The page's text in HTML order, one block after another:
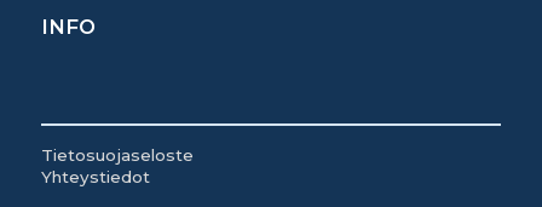
INFO
Tietosuojaseloste
Yhteystiedot